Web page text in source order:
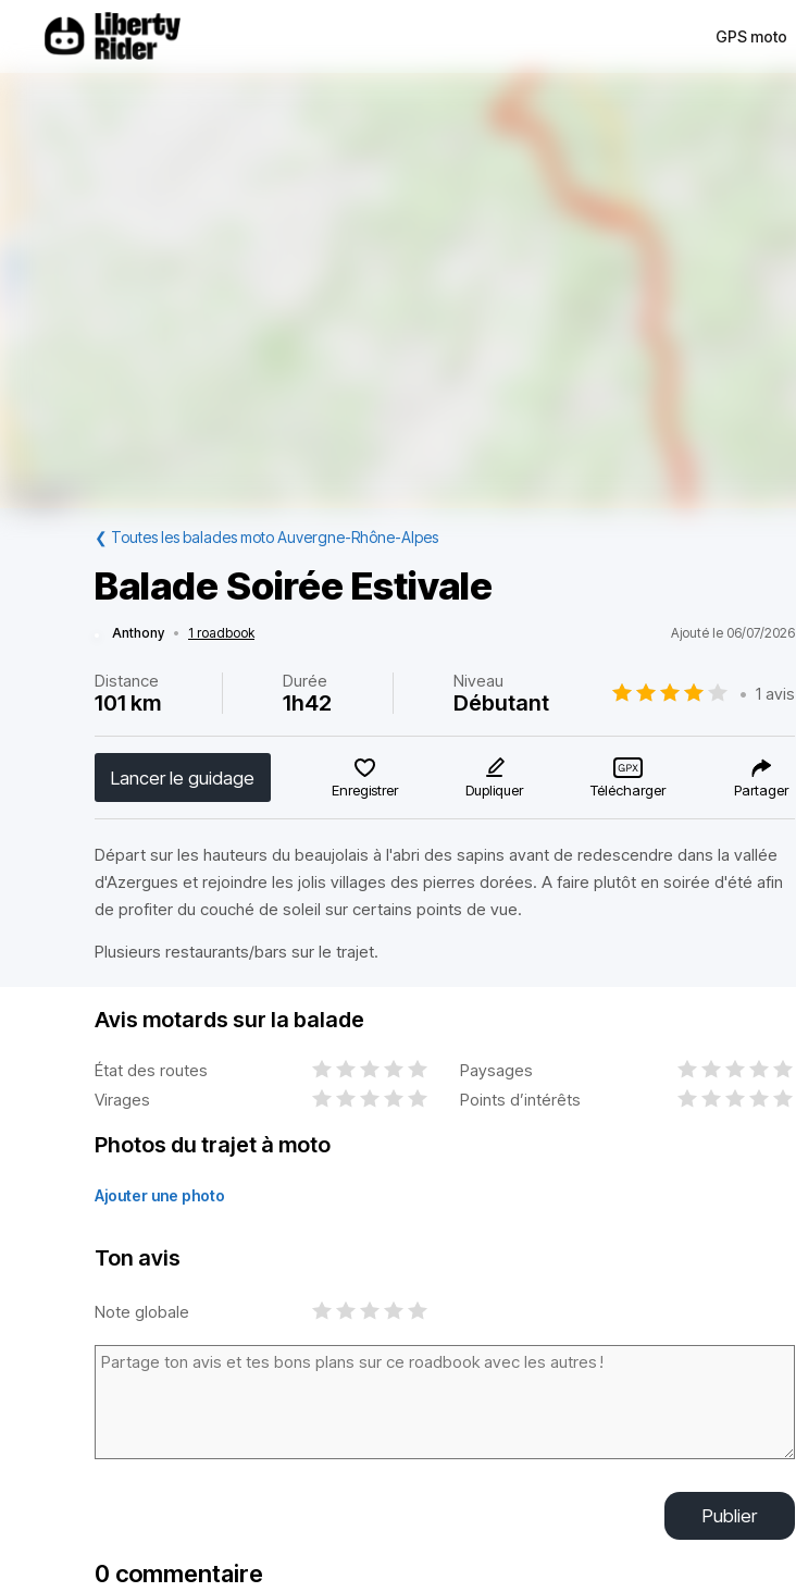
GPS moto
❮ Toutes les balades moto Auvergne-Rhône-Alpes
Balade Soirée Estivale
Anthony • 1 roadbook Ajouté le 06/07/2026
Distance
101 km
Durée
1h42
Niveau
Débutant • 1 avis
Lancer le guidage
Enregistrer Dupliquer Télécharger Partager
Départ sur les hauteurs du beaujolais à l'abri des sapins avant de redescendre dans la vallée
d'Azergues et rejoindre les jolis villages des pierres dorées. A faire plutôt en soirée d'été afin
de profiter du couché de soleil sur certains points de vue.
Plusieurs restaurants/bars sur le trajet.
Avis motards sur la balade
État des routes
Paysages
Virages
Points d’intérêts
Photos du trajet à moto
Ajouter une photo
Ton avis
Note globale
Publier
0 commentaire